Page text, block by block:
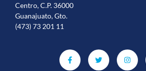
Centro, C.P. 36000
Guanajuato, Gto.
(473) 73 201 11